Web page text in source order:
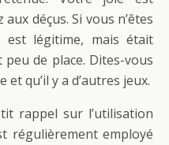
déçus. Si vous n’êtes
est légitime, mais était
de place. Dites-vous
qu’il y a d’autres jeux.
rappel sur l’utilisation
régulièrement employé